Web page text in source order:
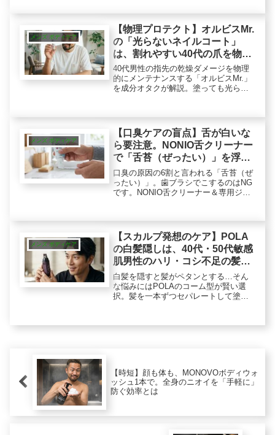
クが推奨する本格ケアで、翌朝のネバ
つきと口臭にアプローチする方法
メンズ ボディケア
【物理プロテクト】オルビスMr.
の「光らないネイルコート」
は、割れやすい40代の爪を物理
的に補強する
40代男性の指先の乾燥ダメージを物理
的にメンテナンスする「オルビスMr.」
を成分オタクが解説。塗っても光らな
分、除光液でオフ可能。名刺交換に
「清潔感」を演出する、働く男の「お
守り」です。
メンズ ボディケア
【口臭ケアの盲点】舌が白いな
ら要注意。NONIO舌クリーナー
で「舌苔（ぜったい）」を浮か
せて落とすロジカル掃除
口臭の原因の6割と言われる「舌苔（ぜ
ったい）」。歯ブラシでこするのはNG
です。NONIO舌クリーナー＆専用ジェ
オタク編集部が解説する、大人の正し
い舌掃除術。
メンズ ボディケア
【スカルプ発想のケア】POLA
の白髪隠しは、40代・50代敏感
肌男性のハリ・コシ不足の髪を
ふんわりカバーする
白髪を隠すと髪がペタンとする…そん
な悩みにはPOLAのコーム型が賢い選
択。髪を一本ずつセパレートして塗る
せた髪を健やかに保つ、POLAならでは
【時短】顔も体も、MONOVOボディウォ
ッシュ1本で。全身のニオイを「手軽に」
防ぐ効率とは